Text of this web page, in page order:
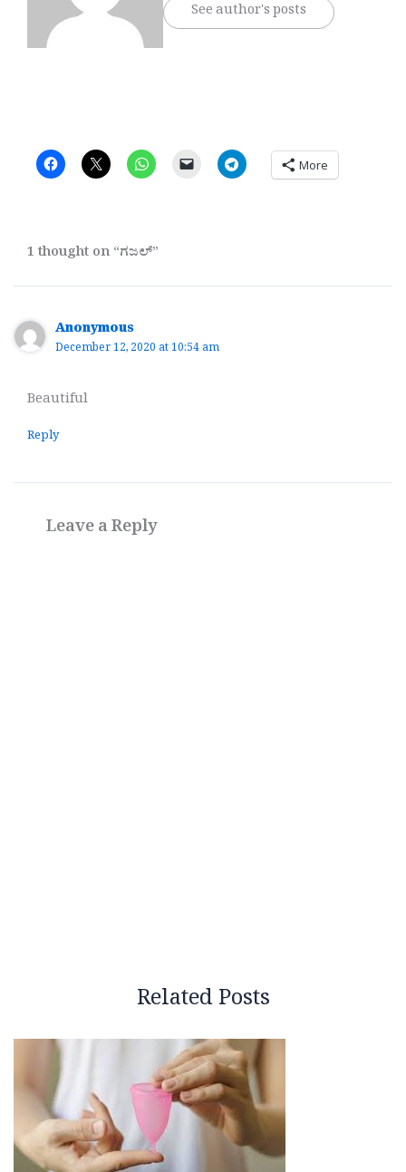
See author's posts
More
1 thought on “ಗಜಲ್”
Anonymous
December 12, 2020 at 10:54 am
Beautiful
Reply
Leave a Reply
Related Posts